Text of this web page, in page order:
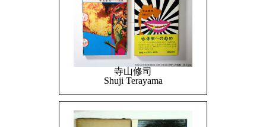
寺山修司
Shuji Terayama